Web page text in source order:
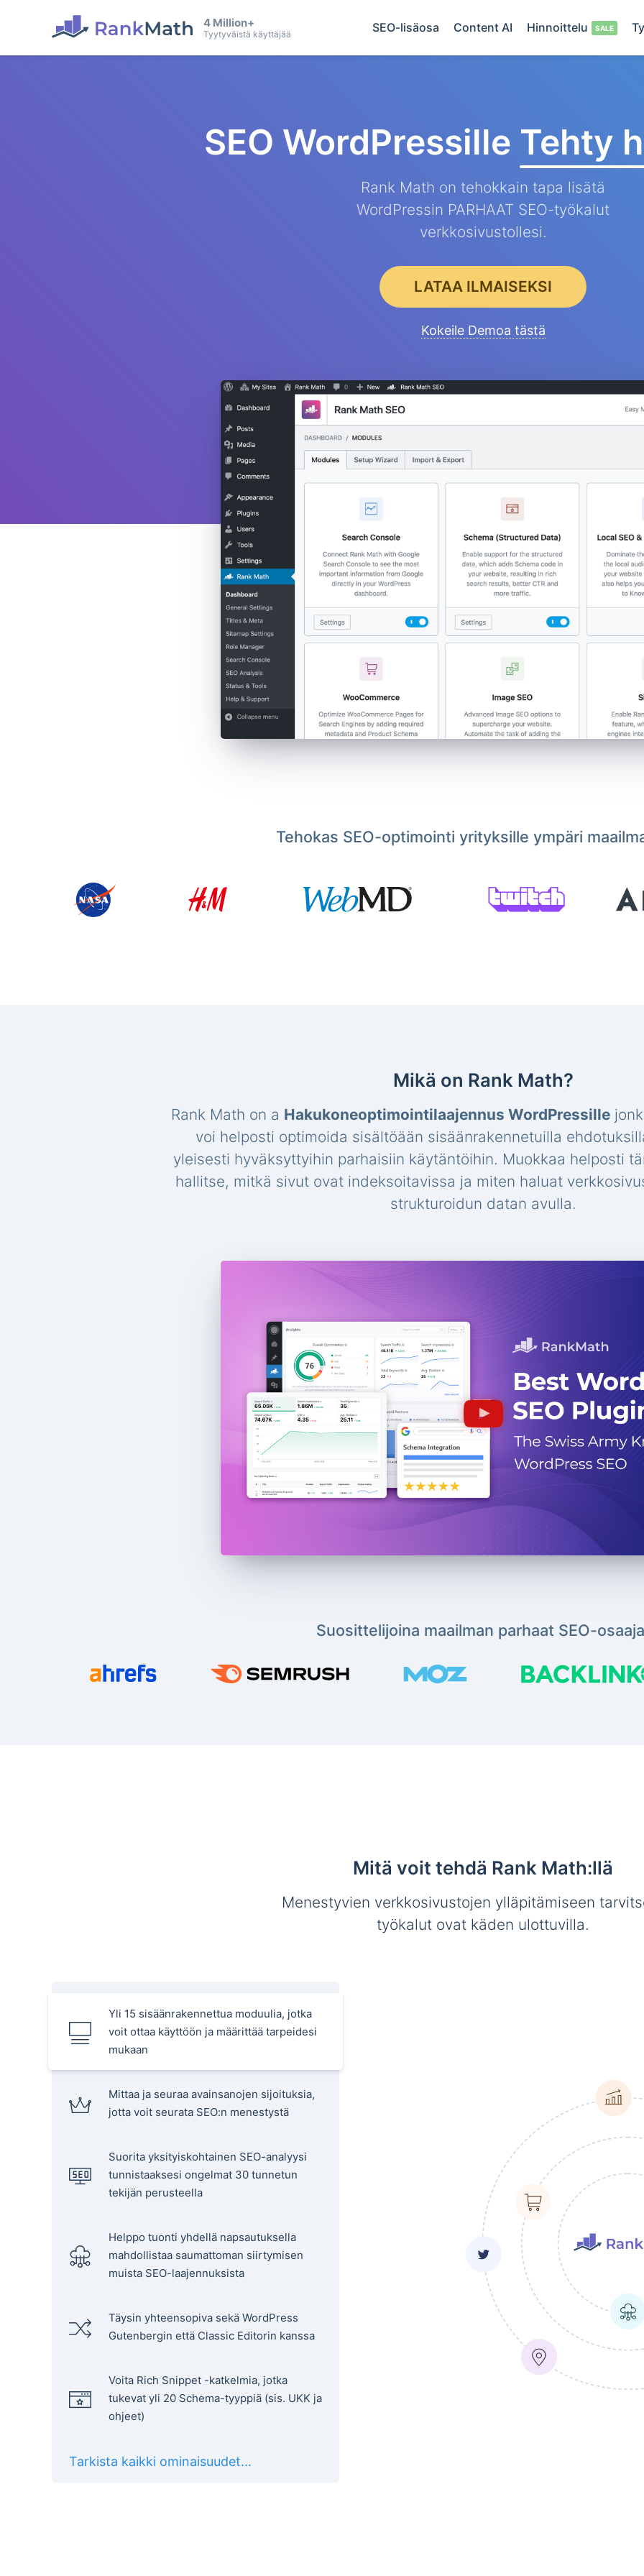
4 Million+
Tyytyväistä käyttäjää SEO-lisäosa Content AI Hinnoittelu
SEO WordPressille Tehty
Rank Math on tehokkain tapa lisätä
WordPressin PARHAAT SEO-työkalut
verkkosivustollesi.
LATAA ILMAISEKSI
Kokeile Demoa tästä
Tehokas SEO-optimointi yrityksille ympäri
Mikä on Rank Math?
Rank Math on a Hakukoneoptimointilaajennus WordPressille
voi helposti optimoida sisältöään sisäänrakennetuilla
yleisesti hyväksyttyihin parhaisiin käytäntöihin. Muokkaa helposti
hallitse, mitkä sivut ovat indeksoitavissa ja miten haluat
strukturoidun datan avulla.
Suosittelijoina maailman parhaat SEO-
Mitä voit tehdä Rank Math:llä
Menestyvien verkkosivustojen ylläpitämiseen
työkalut ovat käden ulottuvilla.
Yli 15 sisäänrakennettua moduulia, jotka
voit ottaa käyttöön ja määrittää tarpeidesi
mukaan
Mittaa ja seuraa avainsanojen sijoituksia,
jotta voit seurata SEO:n menestystä
Suorita yksityiskohtainen SEO-analyysi
tunnistaaksesi ongelmat 30 tunnetun
tekijän perusteella
Helppo tuonti yhdellä napsautuksella
mahdollistaa saumattoman siirtymisen
muista SEO-laajennuksista
Täysin yhteensopiva sekä WordPress
Gutenbergin että Classic Editorin kanssa
Voita Rich Snippet -katkelmia, jotka
tukevat yli 20 Schema-tyyppiä (sis. UKK ja
ohjeet)
Tarkista kaikki ominaisuudet...